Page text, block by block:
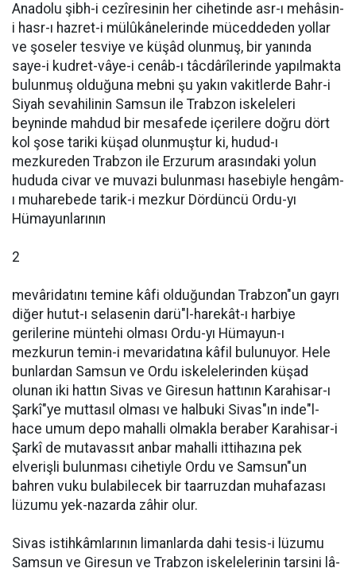
Anadolu şibh-i cezîresinin her cihetinde asr-ı mehâsin-
i hasr-ı hazret-i mülûkânelerinde müceddeden yollar
ve şoseler tesviye ve küşâd olunmuş, bir yanında
saye-i kudret-vâye-i cenâb-ı tâcdârîlerinde yapılmakta
bulunmuş olduğuna mebni şu yakın vakitlerde Bahr-i
Siyah sevahilinin Samsun ile Trabzon iskeleleri
beyninde mahdud bir mesafede içerilere doğru dört
kol şose tariki küşad olunmuştur ki, hudud-ı
mezkureden Trabzon ile Erzurum arasındaki yolun
hududa civar ve muvazi bulunması hasebiyle hengâm-
ı muharebede tarik-i mezkur Dördüncü Ordu-yı
Hümayunlarının
2
mevâridatını temine kâfi olduğundan Trabzon"un gayrı
diğer hutut-ı selasenin darü"l-harekât-ı harbiye
gerilerine müntehi olması Ordu-yı Hümayun-ı
mezkurun temin-i mevaridatına kâfil bulunuyor. Hele
bunlardan Samsun ve Ordu iskelelerinden küşad
olunan iki hattın Sivas ve Giresun hattının Karahisar-ı
Şarkî"ye muttasıl olması ve halbuki Sivas"ın inde"l-
hace umum depo mahalli olmakla beraber Karahisar-i
Şarkî de mutavassıt anbar mahalli ittihazına pek
elverişli bulunması cihetiyle Ordu ve Samsun"un
bahren vuku bulabilecek bir taarruzdan muhafazası
lüzumu yek-nazarda zâhir olur.
Sivas istihkâmlarının limanlarda dahi tesis-i lüzumu
Samsun ve Giresun ve Trabzon iskelelerinin tarsini lâ-